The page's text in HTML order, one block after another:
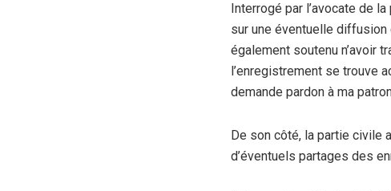
Interrogé par l’avocate de
sur une éventuelle diffusion
également soutenu n’avoir
l’enregistrement se trouve
demande pardon à ma
De son côté, la partie civile
d’éventuels partages des